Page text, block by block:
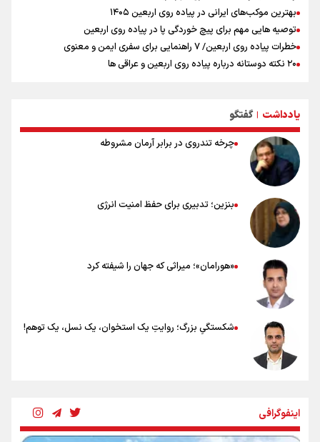
بهترین موکب‌های ایرانی در پیاده روی اربعین ۱۴۰۵
توصیه هایی مهم برای پیچ خوردگی پا در پیاده روی اربعین
خطرات پیاده روی اربعین/ ۷ راهنمایی برای سفری ایمن و معنوی
۲۰ نکته دوستانه درباره پیاده روی اربعین و عراقی ها
توصیه های کاربردی برای زائران در پیاده روی اربعین
یادداشت | گفتگو
چرخه تندروی در برابر آرمان مشروطه
بنزین؛ تدبیری برای حفظ امنیت انرژی
«هورامان»؛ میراثی که جهان را شیفته کرد
شکستگیِ بزرگ؛ روایتِ یک استخوان، یک نسل، یک توهم!
اینفوگرافی